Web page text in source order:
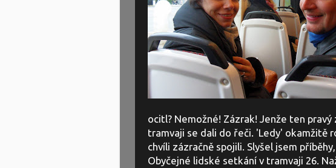
ocitl? Nemožné! Zázrak! Jenže ten
tramvaji se dali do řeči. 'Ledy' okamžitě
chvíli zázračně spojili. Slyšel jsem
Obyčejné lidské setkání v tramvaji 26.